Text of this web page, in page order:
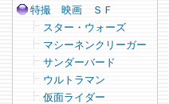
特撮 映画 ＳＦ
スター・ウォーズ
マシーネンクリーガー
サンダーバード
ウルトラマン
仮面ライダー